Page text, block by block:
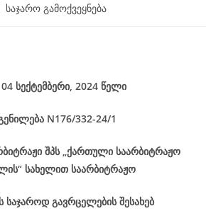
საჯარო გამოქვეყნება
სექტემბერი, 2024 წელი
N176/332-24/1
შპს „ქართული საარბიტრაჟო
სახელით საარბიტრაჟო
საჯაროდ გავრცელების შესახებ